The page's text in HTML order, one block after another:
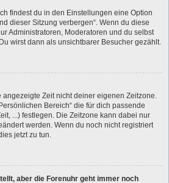
findest du in den Einstellungen eine Option
dieser Sitzung verbergen“. Wenn du diese
Administratoren, Moderatoren und du selbst
wirst dann als unsichtbarer Besucher gezählt.
angezeigte Zeit nicht deiner eigenen Zeitzone.
Bereich“ die für dich passende
...) festlegen. Die Zeitzone kann dabei nur
werden. Wenn du noch nicht registriert
jetzt zu tun.
aber die Forenuhr geht immer noch